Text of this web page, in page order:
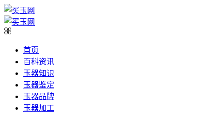
首页
百科资讯
玉器知识
玉器鉴定
玉器品牌
玉器加工